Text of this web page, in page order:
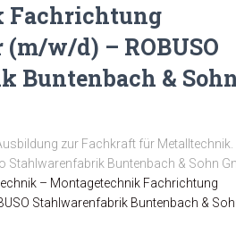
Fachrichtung
w/d) – ROBUSO
Buntenbach &
zur Fachkraft für Metalltechnik.
Stahlwarenfabrik Buntenbach & Sohn
– Montagetechnik Fachrichtung
Stahlwarenfabrik Buntenbach &